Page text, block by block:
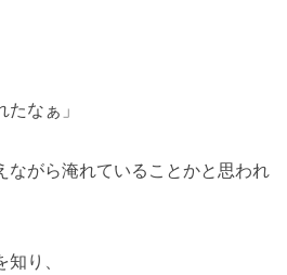
たなぁ」
ながら淹れていることかと思われ
り、